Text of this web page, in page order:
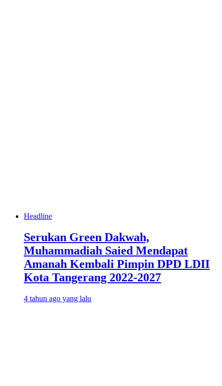
Headline
Serukan Green Dakwah,
Muhammadiah Saied Mendapat
Amanah Kembali Pimpin DPD LDII
Kota Tangerang 2022-2027
4 tahun ago yang lalu